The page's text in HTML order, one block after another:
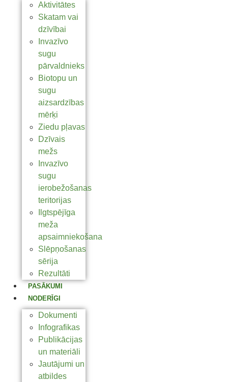
Aktivitātes
Skatam vai
dzīvībai
Invazīvo
sugu
pārvaldnieks
Biotopu un
sugu
aizsardzības
mērķi
Ziedu pļavas
Dzīvais
mežs
Invazīvo
sugu
ierobežošanas
teritorijas
Ilgtspējīga
meža
apsaimniekošana
Slēpņošanas
sērija
Rezultāti
PASĀKUMI
NODERĪGI
Dokumenti
Infografikas
Publikācijas
un materiāli
Jautājumi un
atbildes